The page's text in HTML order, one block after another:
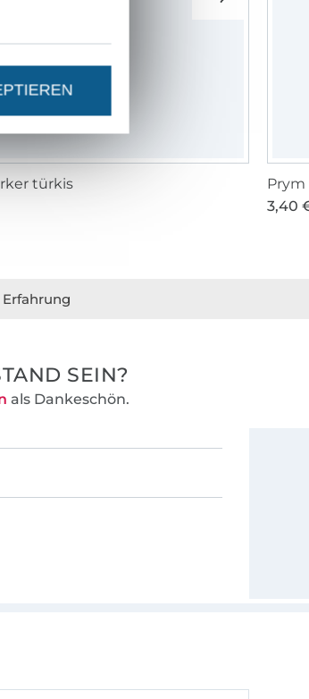
türkis
Prym
3,40
Erfahrung
SEIN?
als Dankeschön.